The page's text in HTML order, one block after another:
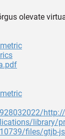
olevate
library/
files/gtjb-